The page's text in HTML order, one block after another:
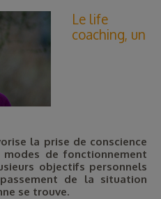
Le life
coaching, un
la prise de conscience
de fonctionnement
objectifs personnels
de la situation
se trouve.